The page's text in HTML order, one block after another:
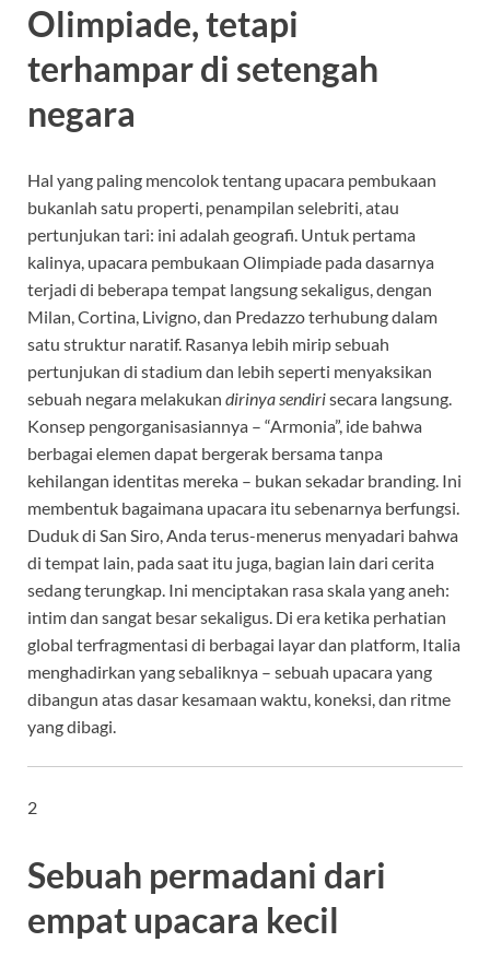
Olimpiade, tetapi
terhampar di setengah
negara
Hal yang paling mencolok tentang upacara pembukaan
bukanlah satu properti, penampilan selebriti, atau
pertunjukan tari: ini adalah geografi. Untuk pertama
kalinya, upacara pembukaan Olimpiade pada dasarnya
terjadi di beberapa tempat langsung sekaligus, dengan
Milan, Cortina, Livigno, dan Predazzo terhubung dalam
satu struktur naratif. Rasanya lebih mirip sebuah
pertunjukan di stadium dan lebih seperti menyaksikan
sebuah negara melakukan dirinya sendirisecara langsung.
Konsep pengorganisasiannya – “Armonia”, ide bahwa
berbagai elemen dapat bergerak bersama tanpa
kehilangan identitas mereka – bukan sekadar branding. Ini
membentuk bagaimana upacara itu sebenarnya berfungsi.
Duduk di San Siro, Anda terus-menerus menyadari bahwa
di tempat lain, pada saat itu juga, bagian lain dari cerita
sedang terungkap. Ini menciptakan rasa skala yang aneh:
intim dan sangat besar sekaligus. Di era ketika perhatian
global terfragmentasi di berbagai layar dan platform, Italia
menghadirkan yang sebaliknya – sebuah upacara yang
dibangun atas dasar kesamaan waktu, koneksi, dan ritme
yang dibagi.
2
Sebuah permadani dari
empat upacara kecil